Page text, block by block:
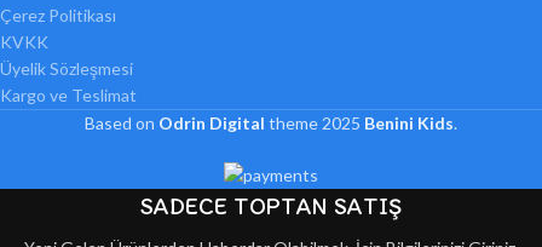
Çerez Politikası
KVKK
Üyelik Sözleşmesi
Kargo ve Teslimat
Based on Odrin Digital theme 2025 Benini Kids.
SADECE TOPTAN SATIŞ